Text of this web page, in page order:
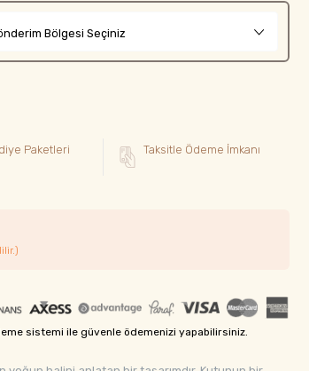
Bölgesi Seçiniz
Paketleri Taksitle Ödeme İmkanı
sistemi ile güvenle ödemenizi yapabilirsiniz.